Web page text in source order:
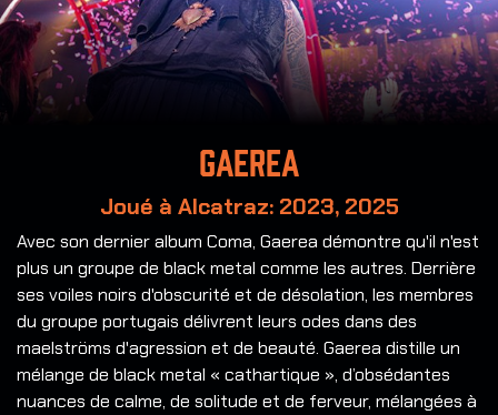
Gaerea
Joué à Alcatraz: 2023, 2025
Avec son dernier album Coma, Gaerea démontre qu'il n'est
plus un groupe de black metal comme les autres. Derrière
ses voiles noirs d'obscurité et de désolation, les membres
du groupe portugais délivrent leurs odes dans des
maelströms d'agression et de beauté. Gaerea distille un
mélange de black metal « cathartique », d’obsédantes
nuances de calme, de solitude et de ferveur, mélangées à